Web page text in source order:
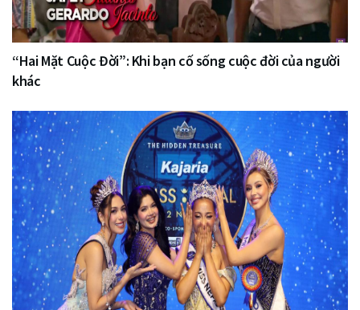
“Hai Mặt Cuộc Đời”: Khi bạn cố sống cuộc đời của người
khác